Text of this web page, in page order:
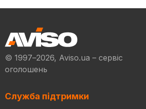
© 1997–2026, Aviso.ua – сервіс
оголошень
Служба підтримки